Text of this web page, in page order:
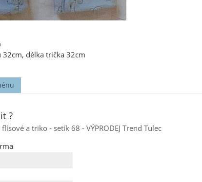
délka trička 32cm
?
a triko - setík 68 - VÝPRODEJ Trend Tulec